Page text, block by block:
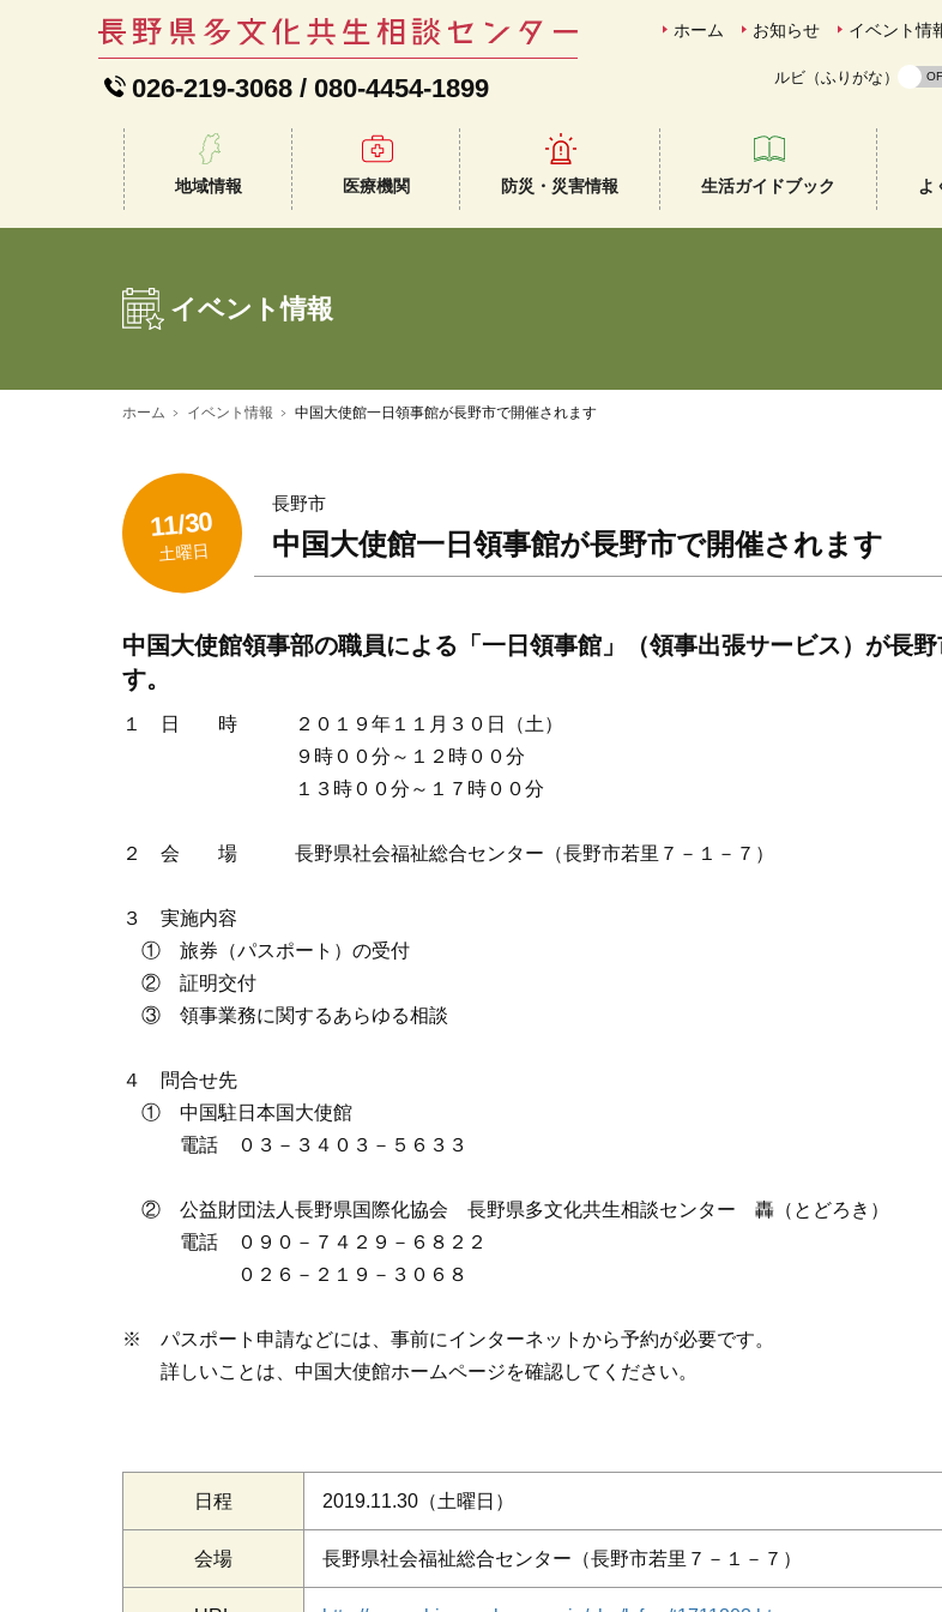
026-219-3068 / 080-4454-1899
ホーム お知らせ イベント情
ルビ（ふりがな）
地域情報 医療機関 防災・災害情報 生活ガイドブック よ
イベント情報
ホーム イベント情報 中国大使館一日領事館が長野市で開催されます
11/30
土曜日
長野市
中国大使館一日領事館が長野市で開催されます
中国大使館領事部の職員による「一日領事館」（領事出張サービス）が長野
す。
１ 日 時 ２０１９年１１月３０日（土）
９時００分～１２時００分
１３時００分～１７時００分
２ 会 場 長野県社会福祉総合センター（長野市若里７－１－７）
３ 実施内容
① 旅券（パスポート）の受付
② 証明交付
③ 領事業務に関するあらゆる相談
４ 問合せ先
① 中国駐日本国大使館
電話 ０３－３４０３－５６３３
② 公益財団法人長野県国際化協会 長野県多文化共生相談センター 轟（とどろき）
電話 ０９０－７４２９－６８２２
０２６－２１９－３０６８
※ パスポート申請などには、事前にインターネットから予約が必要です。
詳しいことは、中国大使館ホームページを確認してください。
日程 2019.11.30 （土曜日）
会場 長野県社会福祉総合センター（長野市若里７－１－７）